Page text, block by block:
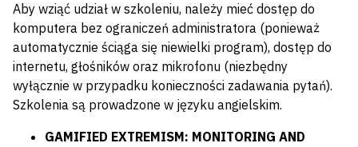
Aby wziąć udział w szkoleniu, należy mieć dostęp do
komputera bez ograniczeń administratora (ponieważ
automatycznie ściąga się niewielki program), dostęp do
internetu, głośników oraz mikrofonu (niezbędny
wyłącznie w przypadku konieczności zadawania pytań).
Szkolenia są prowadzone w języku angielskim.
GAMIFIED EXTREMISM: MONITORING AND